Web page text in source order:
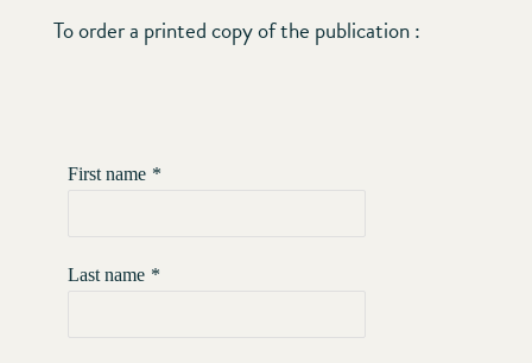
To order a printed copy of the publication :
First name *
Last name *